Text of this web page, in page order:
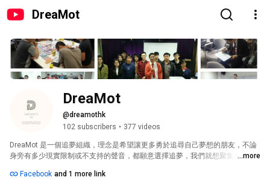
DreaMot
DreaMot
@dreamothk
102 subscribers • 377 videos
DreaMot 是一個追夢組織，理念是希望讓更多勇於追尋自己夢想的朋友，不論
身旁有多少現實限制或不支持的聲音，都願意選擇追夢，我們就想聚集他們，
享資源，實現彼此的夢想。
...more
Facebook and 1 more link